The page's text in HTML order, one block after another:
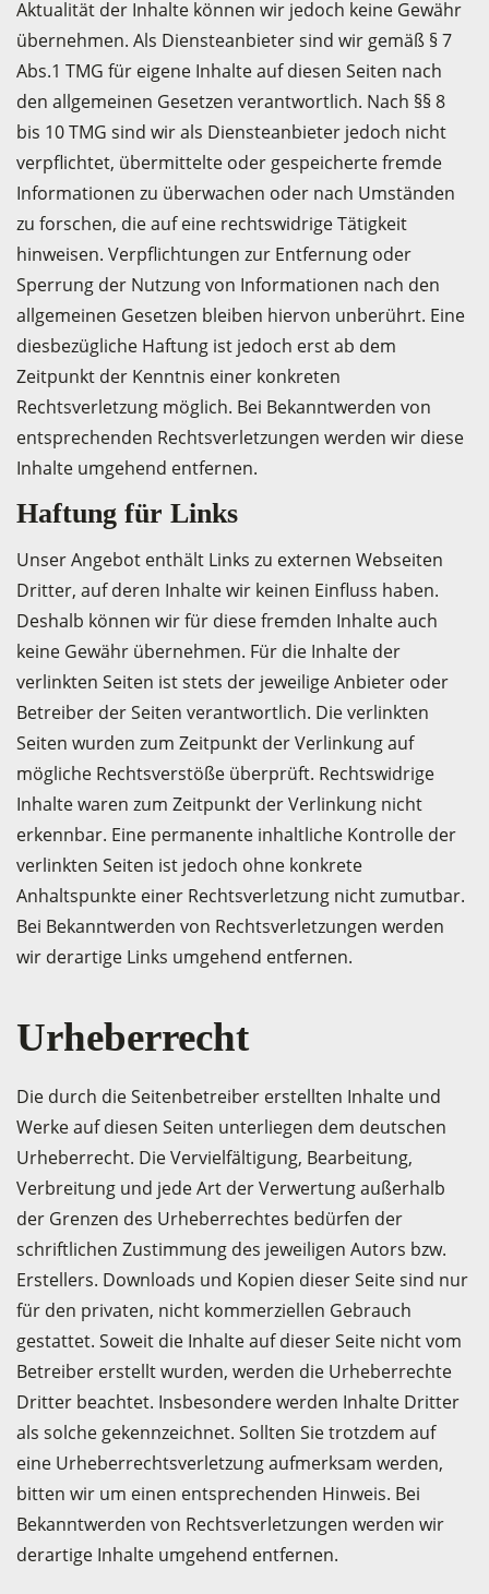
Aktualität der Inhalte können wir jedoch keine Gewähr
übernehmen. Als Diensteanbieter sind wir gemäß § 7
Abs.1 TMG für eigene Inhalte auf diesen Seiten nach
den allgemeinen Gesetzen verantwortlich. Nach §§ 8
bis 10 TMG sind wir als Diensteanbieter jedoch nicht
verpflichtet, übermittelte oder gespeicherte fremde
Informationen zu überwachen oder nach Umständen
zu forschen, die auf eine rechtswidrige Tätigkeit
hinweisen. Verpflichtungen zur Entfernung oder
Sperrung der Nutzung von Informationen nach den
allgemeinen Gesetzen bleiben hiervon unberührt. Eine
diesbezügliche Haftung ist jedoch erst ab dem
Zeitpunkt der Kenntnis einer konkreten
Rechtsverletzung möglich. Bei Bekanntwerden von
entsprechenden Rechtsverletzungen werden wir diese
Inhalte umgehend entfernen.
Haftung für Links
Unser Angebot enthält Links zu externen Webseiten
Dritter, auf deren Inhalte wir keinen Einfluss haben.
Deshalb können wir für diese fremden Inhalte auch
keine Gewähr übernehmen. Für die Inhalte der
verlinkten Seiten ist stets der jeweilige Anbieter oder
Betreiber der Seiten verantwortlich. Die verlinkten
Seiten wurden zum Zeitpunkt der Verlinkung auf
mögliche Rechtsverstöße überprüft. Rechtswidrige
Inhalte waren zum Zeitpunkt der Verlinkung nicht
erkennbar. Eine permanente inhaltliche Kontrolle der
verlinkten Seiten ist jedoch ohne konkrete
Anhaltspunkte einer Rechtsverletzung nicht zumutbar.
Bei Bekanntwerden von Rechtsverletzungen werden
wir derartige Links umgehend entfernen.
Urheberrecht
Die durch die Seitenbetreiber erstellten Inhalte und
Werke auf diesen Seiten unterliegen dem deutschen
Urheberrecht. Die Vervielfältigung, Bearbeitung,
Verbreitung und jede Art der Verwertung außerhalb
der Grenzen des Urheberrechtes bedürfen der
schriftlichen Zustimmung des jeweiligen Autors bzw.
Erstellers. Downloads und Kopien dieser Seite sind nur
für den privaten, nicht kommerziellen Gebrauch
gestattet. Soweit die Inhalte auf dieser Seite nicht vom
Betreiber erstellt wurden, werden die Urheberrechte
Dritter beachtet. Insbesondere werden Inhalte Dritter
als solche gekennzeichnet. Sollten Sie trotzdem auf
eine Urheberrechtsverletzung aufmerksam werden,
bitten wir um einen entsprechenden Hinweis. Bei
Bekanntwerden von Rechtsverletzungen werden wir
derartige Inhalte umgehend entfernen.